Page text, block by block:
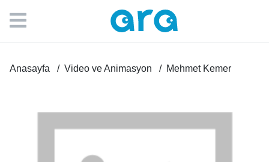
Anasayfa Video ve Animasyon Mehmet Kemer